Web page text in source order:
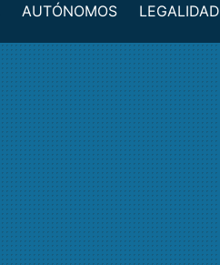
AUTÓNOMOS
LEGALIDAD